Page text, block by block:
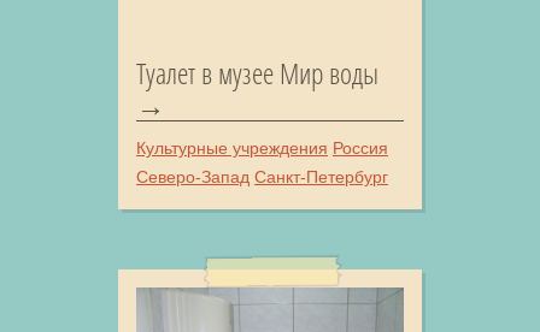
Туалет в музее Мир воды
Культурные учреждения Россия
Северо-Запад Санкт-Петербург